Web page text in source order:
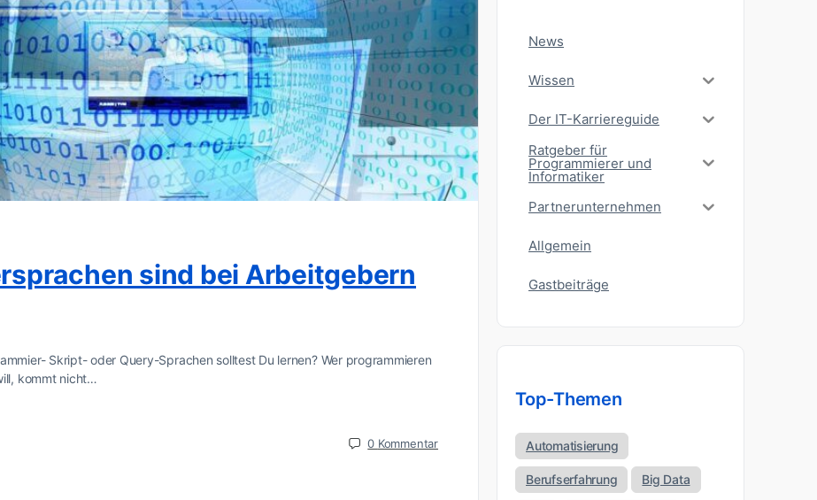
sind bei Arbeitgebern
Skript- oder Query-Sprachen solltest Du lernen? Wer programmieren
kommt nicht…
0 Kommentar
News
Wissen
Der IT-Karriereguide
Ratgeber für
Programmierer und
Informatiker
Partnerunternehmen
Allgemein
Gastbeiträge
Top-Themen
Automatisierung
Berufserfahrung Big Data